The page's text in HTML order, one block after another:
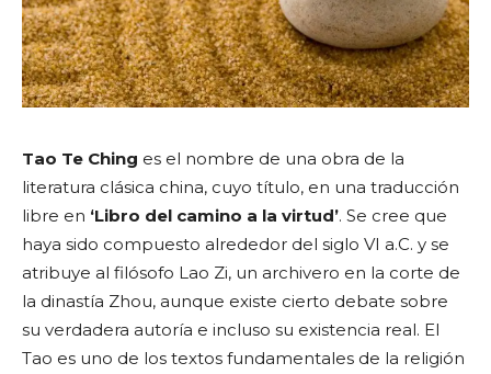
Tao Te Ching es el nombre de una obra de la
literatura clásica china, cuyo título, en una traducción
libre en ‘Libro del camino a la virtud’. Se cree que
haya sido compuesto alrededor del siglo VI a.C. y se
atribuye al filósofo Lao Zi, un archivero en la corte de
la dinastía Zhou, aunque existe cierto debate sobre
su verdadera autoría e incluso su existencia real. El
Tao es uno de los textos fundamentales de la religión